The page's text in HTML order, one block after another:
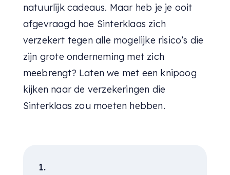
natuurlijk cadeaus. Maar heb je je ooit
afgevraagd hoe Sinterklaas zich
verzekert tegen alle mogelijke risico’s die
zijn grote onderneming met zich
meebrengt? Laten we met een knipoog
kijken naar de verzekeringen die
Sinterklaas zou moeten hebben.
1.